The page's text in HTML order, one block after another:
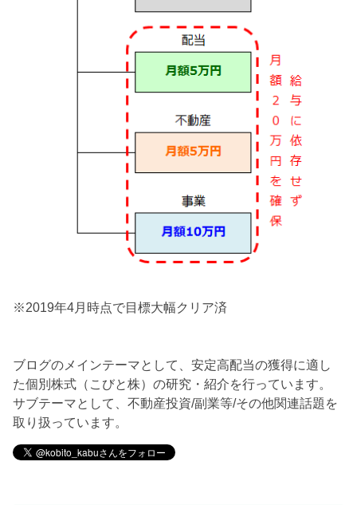
※2019年4月時点で目標大幅クリア済
ブログのメインテーマとして、安定高配当の獲得に適し
た個別株式（こびと株）の研究・紹介を行っています。
サブテーマとして、不動産投資/副業等/その他関連話題を
取り扱っています。